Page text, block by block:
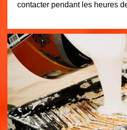
contacter pendant les heures